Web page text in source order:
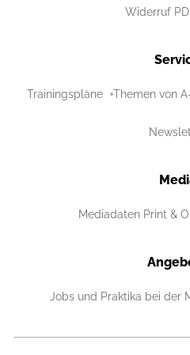
Widerruf
Trainingspläne Themen von
Mediadaten Print &
Jobs und Praktika bei der